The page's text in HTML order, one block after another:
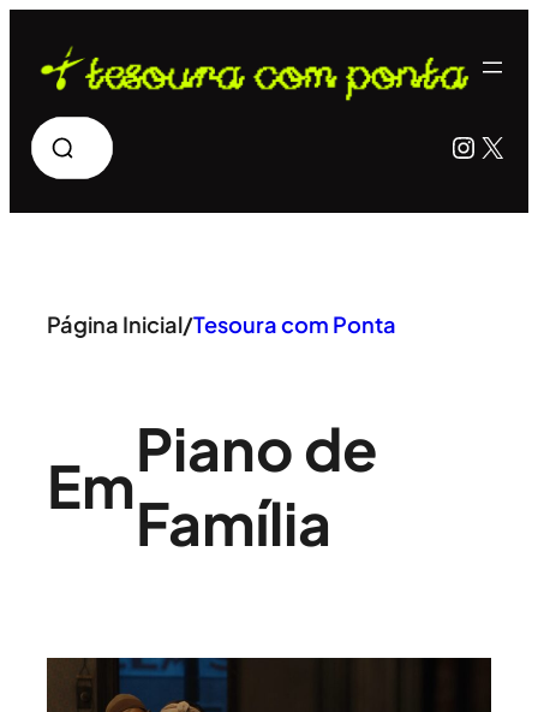
para
conteúdo
Pesquisar X
Página Inicial/Tesoura com Ponta
Em
Piano de
Família